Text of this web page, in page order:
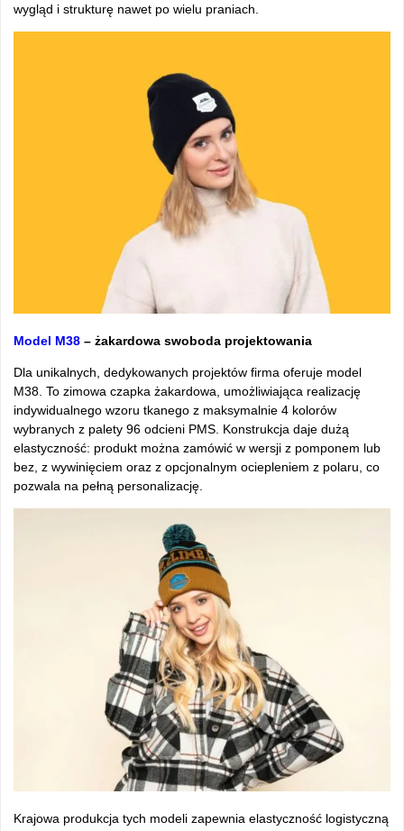
wygląd i strukturę nawet po wielu praniach.
Model M38 – żakardowa swoboda projektowania
Dla unikalnych, dedykowanych projektów firma oferuje model
M38. To zimowa czapka żakardowa, umożliwiająca realizację
indywidualnego wzoru tkanego z maksymalnie 4 kolorów
wybranych z palety 96 odcieni PMS. Konstrukcja daje dużą
elastyczność: produkt można zamówić w wersji z pomponem lub
bez, z wywinięciem oraz z opcjonalnym ociepleniem z polaru, co
pozwala na pełną personalizację.
Krajowa produkcja tych modeli zapewnia elastyczność logistyczną